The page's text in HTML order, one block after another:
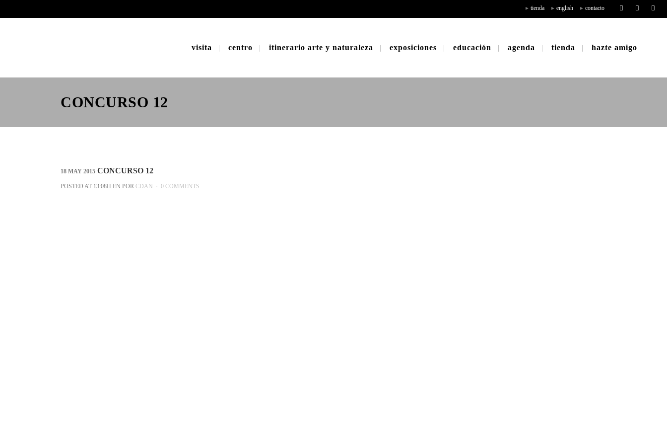
tienda english contacto
visita centro itinerario arte y naturaleza exposiciones educación agenda tienda hazte amigo
CONCURSO 12
18 MAY 2015 CONCURSO 12
POSTED AT 13:08H EN POR CDAN 0 COMMENTS